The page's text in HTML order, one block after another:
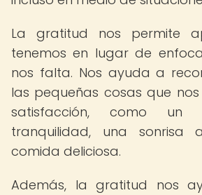
La gratitud nos permite
tenemos en lugar de
nos falta. Nos ayuda a
las pequeñas cosas que
satisfacción, como un
tranquilidad, una sonrisa
comida deliciosa.
Además, la gratitud nos